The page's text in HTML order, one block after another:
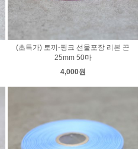
(초특가) 토끼-핑크 선물포장 리본 끈
25mm 50마
4,000원